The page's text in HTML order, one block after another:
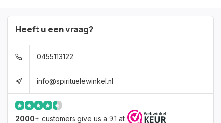
Heeft u een vraag?
0455113122
info@spirituelewinkel.nl
2000+ customers give us a 9.1 at